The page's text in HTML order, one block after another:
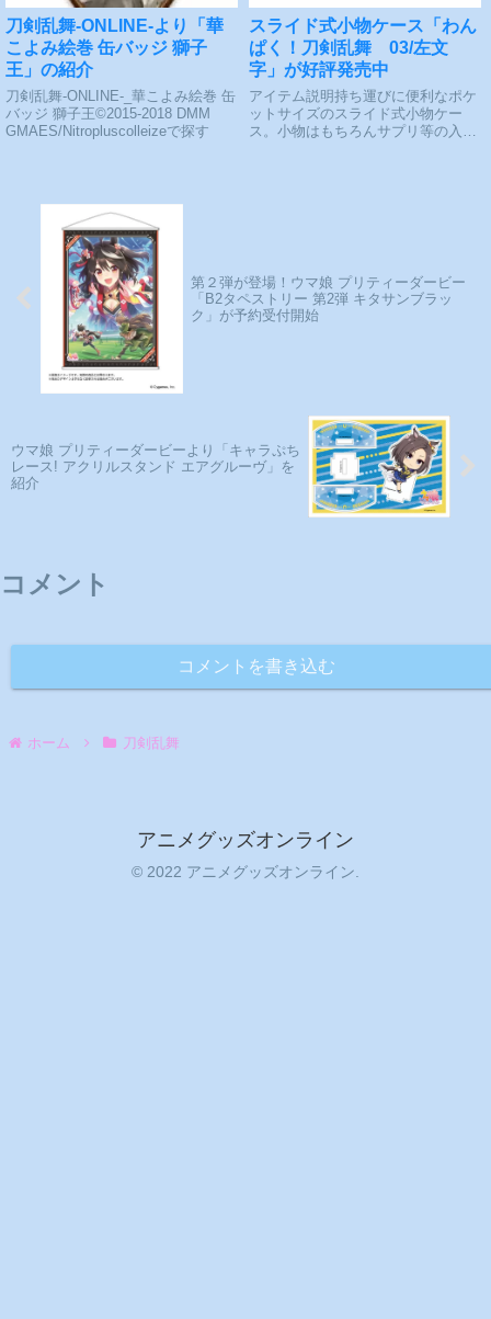
刀剣乱舞-ONLINE-より「華
こよみ絵巻 缶バッジ 獅子
王」の紹介
刀剣乱舞-ONLINE-_華こよみ絵巻 缶
バッジ 獅子王©2015-2018 DMM
GMAES/Nitropluscolleizeで探す
スライド式小物ケース「わん
ぱく！刀剣乱舞 03/左文
字」が好評発売中
アイテム説明持ち運びに便利なポケ
ットサイズのスライド式小物ケー
ス。小物はもちろんサプリ等の入れ
第２弾が登場！ウマ娘 プリティーダービー
「B2タペストリー 第2弾 キタサンブラッ
ク」が予約受付開始
ウマ娘 プリティーダービーより「キャラぷち
レース! アクリルスタンド エアグルーヴ」を
紹介
コメント
コメントを書き込む
ホーム 刀剣乱舞
アニメグッズオンライン
© 2022 アニメグッズオンライン.